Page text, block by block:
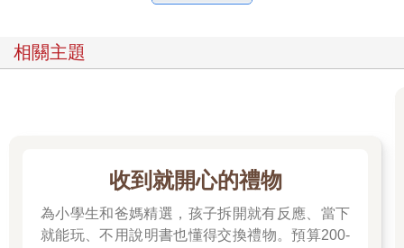
相關主題
收到就開心的禮物
為小學生和爸媽精選，孩子拆開就有反應、當下
就能玩、不用說明書也懂得交換禮物。預算200-